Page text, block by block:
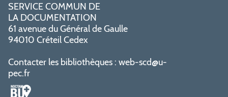
SERVICE COMMUN DE
LA DOCUMENTATION
61 avenue du Général de Gaulle
94010 Créteil Cedex
Contacter les bibliothèques : web-scd@u-
pec.fr